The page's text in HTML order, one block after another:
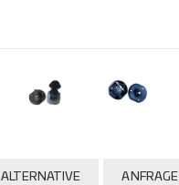
ALTERNATIVE ANFRAGE